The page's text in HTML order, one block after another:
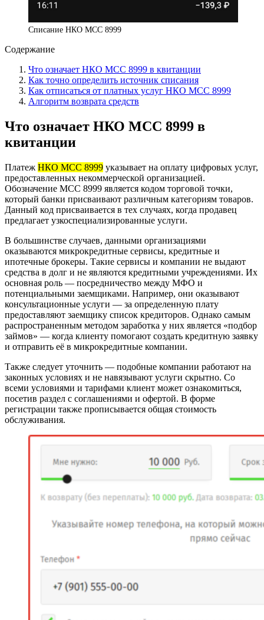
Списание НКО МСС 8999
Содержание
Что означает НКО МСС 8999 в квитанции
Как точно определить источник списания
Как отписаться от платных услуг НКО МСС 8999
Алгоритм возврата средств
Что означает НКО МСС 8999 в
квитанции
Платеж НКО МСС 8999 указывает на оплату цифровых услуг,
предоставленных некоммерческой организацией.
Обозначение МСС 8999 является кодом торговой точки,
который банки присваивают различным категориям товаров.
Данный код присваивается в тех случаях, когда продавец
предлагает узкоспециализированные услуги.
В большинстве случаев, данными организациями
оказываются микрокредитные сервисы, кредитные и
ипотечные брокеры. Такие сервисы и компании не выдают
средства в долг и не являются кредитными учреждениями. Их
основная роль — посредничество между МФО и
потенциальными заемщиками. Например, они оказывают
консультационные услуги — за определенную плату
предоставляют заемщику список кредиторов. Однако самым
распространенным методом заработка у них является «подбор
займов» — когда клиенту помогают создать кредитную заявку
и отправить её в микрокредитные компании.
Также следует уточнить — подобные компании работают на
законных условиях и не навязывают услуги скрытно. Со
всеми условиями и тарифами клиент может ознакомиться,
посетив раздел с соглашениями и офертой. В форме
регистрации также прописывается общая стоимость
обслуживания.